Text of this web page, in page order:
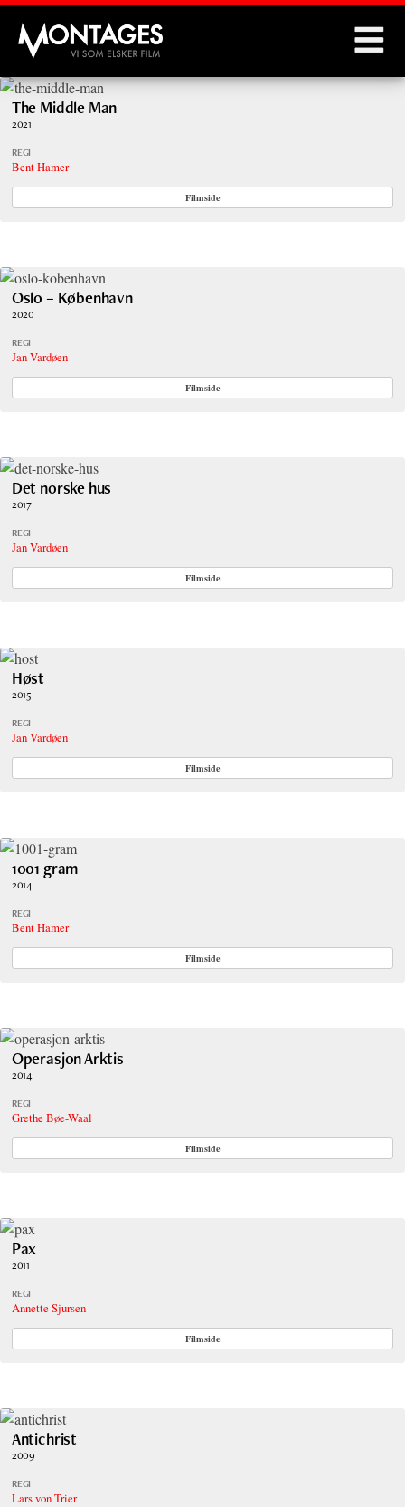
Montages
The Middle Man
2021
REGI
Bent Hamer
Filmside
Oslo – København
2020
REGI
Jan Vardøen
Filmside
Det norske hus
2017
REGI
Jan Vardøen
Filmside
Høst
2015
REGI
Jan Vardøen
Filmside
1001 gram
2014
REGI
Bent Hamer
Filmside
Operasjon Arktis
2014
REGI
Grethe Bøe-Waal
Filmside
Pax
2011
REGI
Annette Sjursen
Filmside
Antichrist
2009
REGI
Lars von Trier